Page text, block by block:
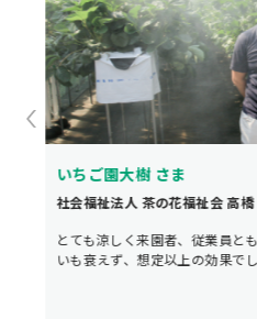
いちご園大樹 さま
社会福祉法人 茶の花福祉会 高
とても涼しく来園者、従業員と
いも衰えず、想定以上の効果でし